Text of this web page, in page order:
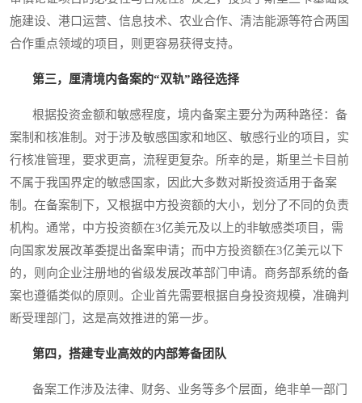
施建设、港口运营、信息技术、农业合作、清洁能源等符合两国
合作重点领域的项目，则更容易获得支持。
第三，厘清境内备案的“双轨”路径选择
根据投资金额和敏感程度，境内备案主要分为两种路径：备
案制和核准制。对于涉及敏感国家和地区、敏感行业的项目，实
行核准管理，要求更高，流程更复杂。所幸的是，斯里兰卡目前
不属于我国界定的敏感国家，因此大多数对斯投资适用于备案
制。在备案制下，又根据中方投资额的大小，划分了不同的负责
机构。通常，中方投资额在3亿美元及以上的非敏感类项目，需
向国家发展改革委提出备案申请；而中方投资额在3亿美元以下
的，则向企业注册地的省级发展改革部门申请。商务部系统的备
案也遵循类似的原则。企业首先需要根据自身投资规模，准确判
断受理部门，这是高效推进的第一步。
第四，搭建专业高效的内部筹备团队
备案工作涉及法律、财务、业务等多个层面，绝非单一部门